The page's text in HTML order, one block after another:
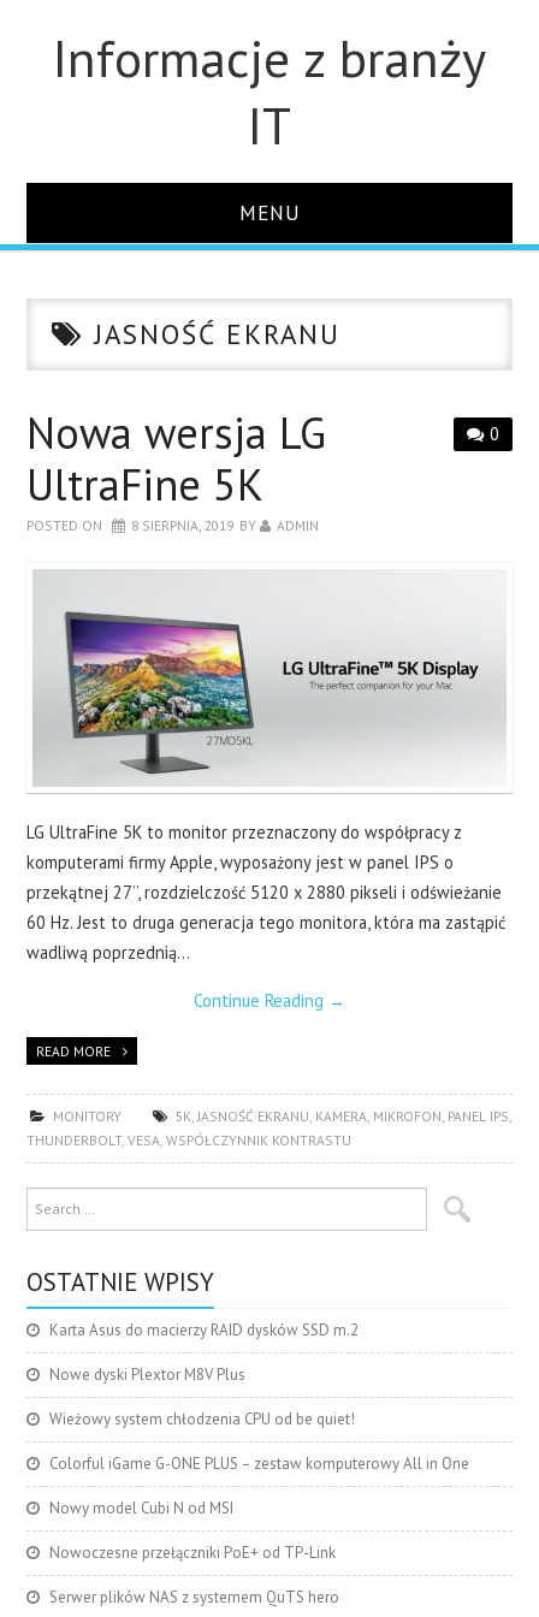
Informacje z branży
IT
MENU
DLA FIRM
MONITORY
DRUKARKI
SERWERY
O NAS
JASNOŚĆ EKRANU
0
Nowa wersja LG
UltraFine 5K
POSTED ON 8 SIERPNIA, 2019 BY ADMIN
LG UltraFine 5K to monitor przeznaczony do współpracy z
komputerami firmy Apple, wyposażony jest w panel IPS o
przekątnej 27’’, rozdzielczość 5120 x 2880 pikseli i odświeżanie
60 Hz. Jest to druga generacja tego monitora, która ma zastąpić
wadliwą poprzednią…
Continue Reading →
READ MORE
MONITORY 5K,JASNOŚĆ EKRANU, KAMERA, MIKROFON, PANEL IPS,
THUNDERBOLT,VESA,WSPÓŁCZYNNIK KONTRASTU
OSTATNIE WPISY
Karta Asus do macierzy RAID dysków SSD m.2
Nowe dyski Plextor M8V Plus
Wieżowy system chłodzenia CPU od be quiet!
Colorful iGame G-ONE PLUS – zestaw komputerowy All in One
Nowy model Cubi N od MSI
Nowoczesne przełączniki PoE+ od TP-Link
Serwer plików NAS z systemem QuTS hero